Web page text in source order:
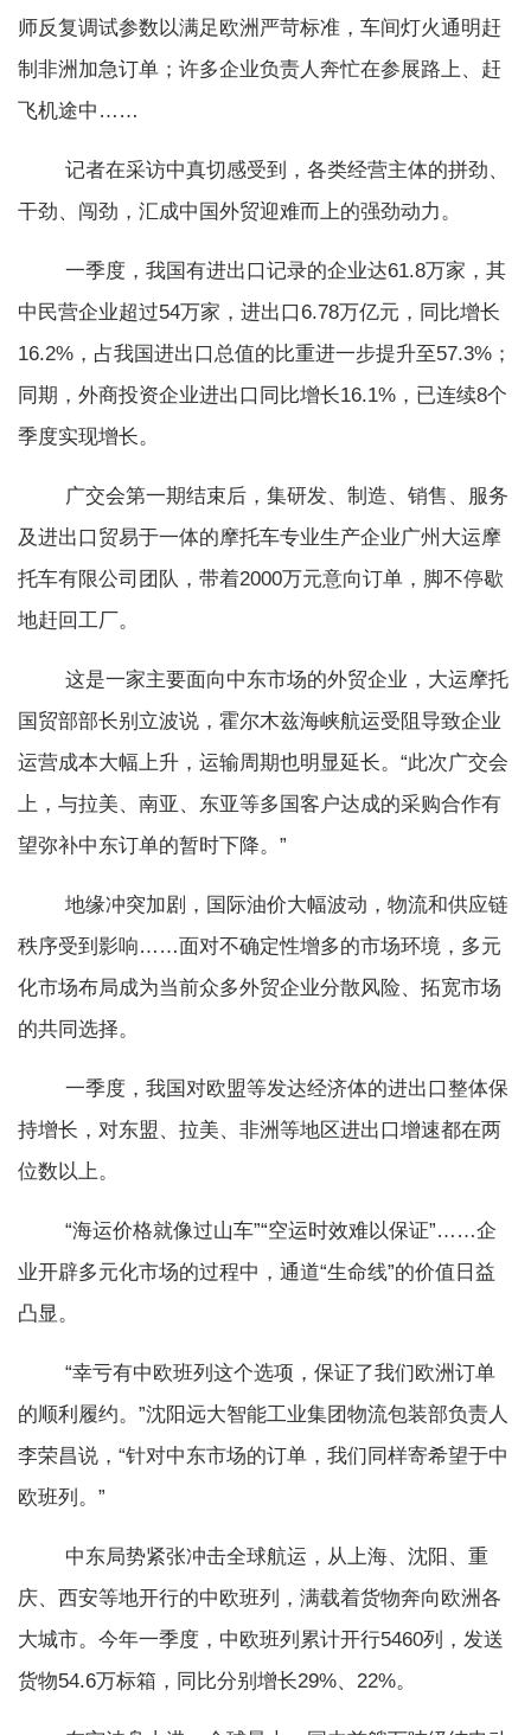
师反复调试参数以满足欧洲严苛标准，车间灯火通明赶
制非洲加急订单；许多企业负责人奔忙在参展路上、赶
飞机途中……
记者在采访中真切感受到，各类经营主体的拼劲、
干劲、闯劲，汇成中国外贸迎难而上的强劲动力。
一季度，我国有进出口记录的企业达61.8万家，其
中民营企业超过54万家，进出口6.78万亿元，同比增长
16.2%，占我国进出口总值的比重进一步提升至57.3%；
同期，外商投资企业进出口同比增长16.1%，已连续8个
季度实现增长。
广交会第一期结束后，集研发、制造、销售、服务
及进出口贸易于一体的摩托车专业生产企业广州大运摩
托车有限公司团队，带着2000万元意向订单，脚不停歇
地赶回工厂。
这是一家主要面向中东市场的外贸企业，大运摩托
国贸部部长别立波说，霍尔木兹海峡航运受阻导致企业
运营成本大幅上升，运输周期也明显延长。“此次广交会
上，与拉美、南亚、东亚等多国客户达成的采购合作有
望弥补中东订单的暂时下降。”
地缘冲突加剧，国际油价大幅波动，物流和供应链
秩序受到影响……面对不确定性增多的市场环境，多元
化市场布局成为当前众多外贸企业分散风险、拓宽市场
的共同选择。
一季度，我国对欧盟等发达经济体的进出口整体保
持增长，对东盟、拉美、非洲等地区进出口增速都在两
位数以上。
“海运价格就像过山车”“空运时效难以保证”……企
业开辟多元化市场的过程中，通道“生命线”的价值日益
凸显。
“幸亏有中欧班列这个选项，保证了我们欧洲订单
的顺利履约。”沈阳远大智能工业集团物流包装部负责人
李荣昌说，“针对中东市场的订单，我们同样寄希望于中
欧班列。”
中东局势紧张冲击全球航运，从上海、沈阳、重
庆、西安等地开行的中欧班列，满载着货物奔向欧洲各
大城市。今年一季度，中欧班列累计开行5460列，发送
货物54.6万标箱，同比分别增长29%、22%。